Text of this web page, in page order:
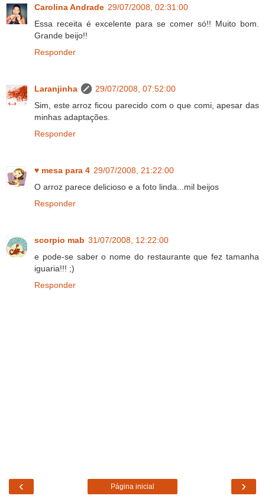
Carolina Andrade 29/07/2008, 02:31:00
Essa receita é excelente para se comer só!! Muito bom.
Grande beijo!!
Responder
Laranjinha
29/07/2008, 07:52:00
Sim, este arroz ficou parecido com o que comi, apesar das
minhas adaptações.
Responder
♥ mesa para 4 29/07/2008, 21:22:00
O arroz parece delicioso e a foto linda...mil beijos
Responder
scorpio mab 31/07/2008, 12:22:00
e pode-se saber o nome do restaurante que fez tamanha
iguaria!!! ;)
Responder
‹ ›
Página inicial